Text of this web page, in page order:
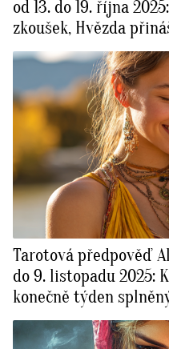
od 13. do 19. října
zkoušek, Hvězda
Tarotová předpověď
do 9. listopadu 2025:
konečně týden